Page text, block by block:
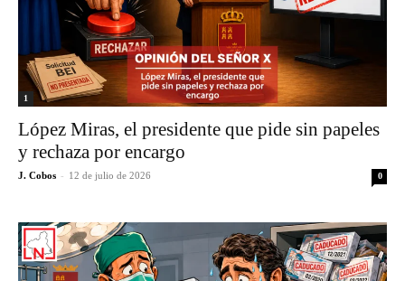
1
López Miras, el presidente que pide sin papeles
y rechaza por encargo
J. Cobos - 12 de julio de 2026 0